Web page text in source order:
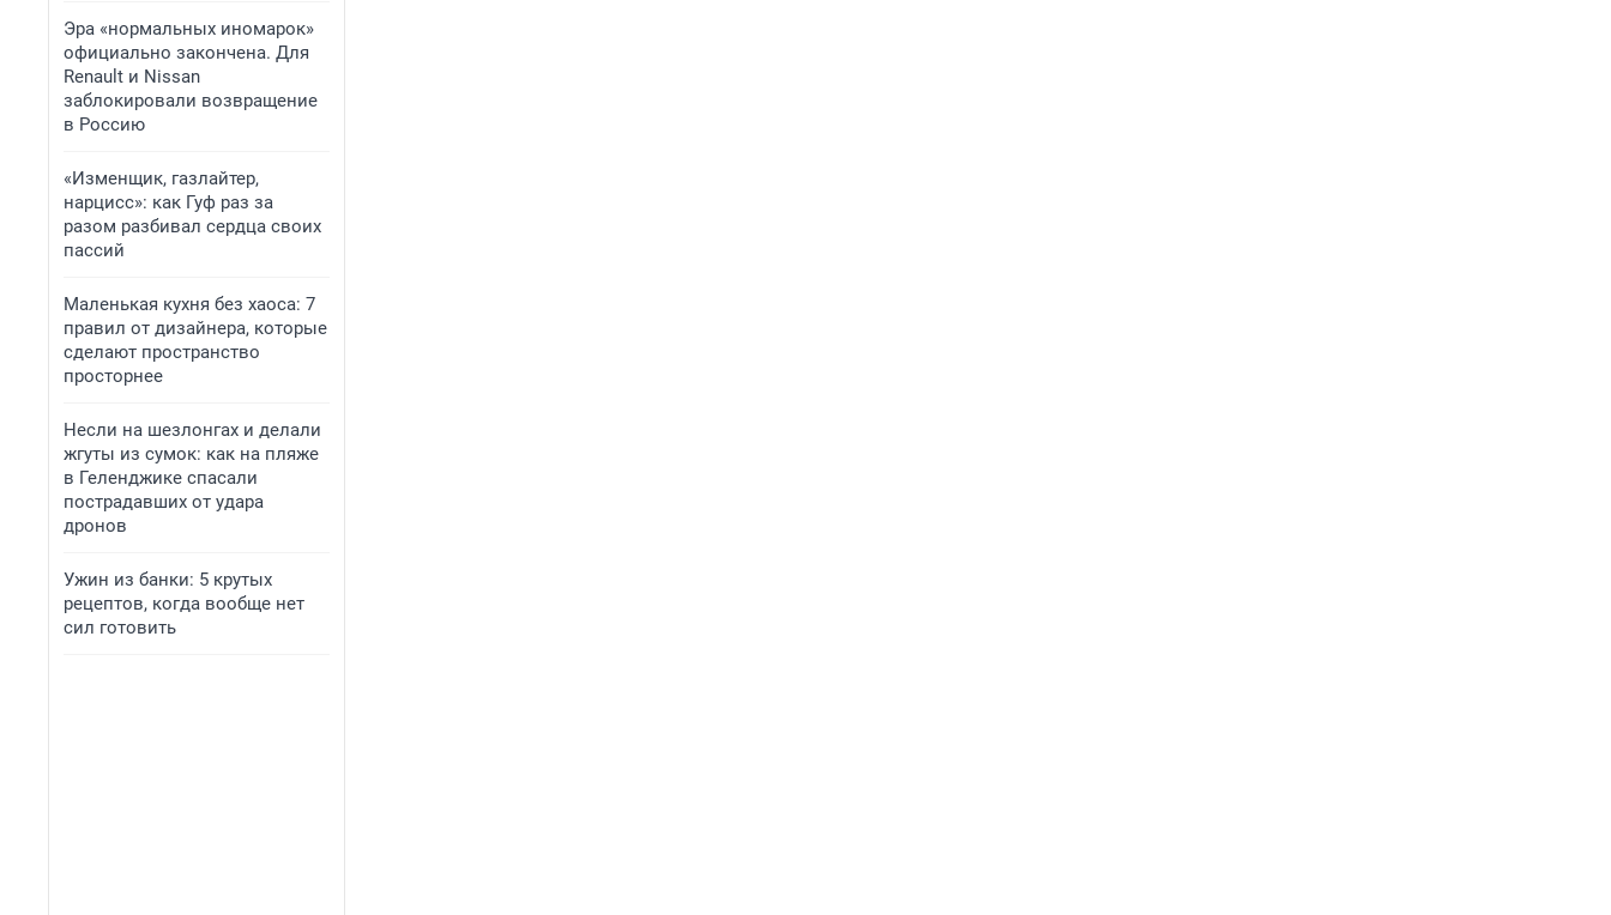
Эра «нормальных иномарок»
официально закончена. Для
Renault и Nissan
заблокировали возвращение
в Россию
«Изменщик, газлайтер,
нарцисс»: как Гуф раз за
разом разбивал сердца своих
пассий
Маленькая кухня без хаоса: 7
правил от дизайнера, которые
сделают пространство
просторнее
Несли на шезлонгах и делали
жгуты из сумок: как на пляже
в Геленджике спасали
пострадавших от удара
дронов
Ужин из банки: 5 крутых
рецептов, когда вообще нет
сил готовить